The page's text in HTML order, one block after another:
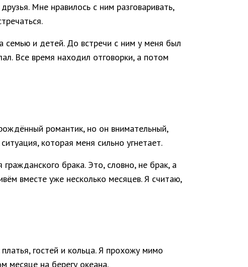
Мне нравилось с ним разговаривать,
семью и детей. До встречи с ним у меня был
Все время находил отговорки, а потом
романтик, но он внимательный,
которая меня сильно угнетает.
брака. Это, словно, не брак, а
вместе уже несколько месяцев. Я считаю,
гостей и кольца. Я прохожу мимо
месяце на берегу океана.